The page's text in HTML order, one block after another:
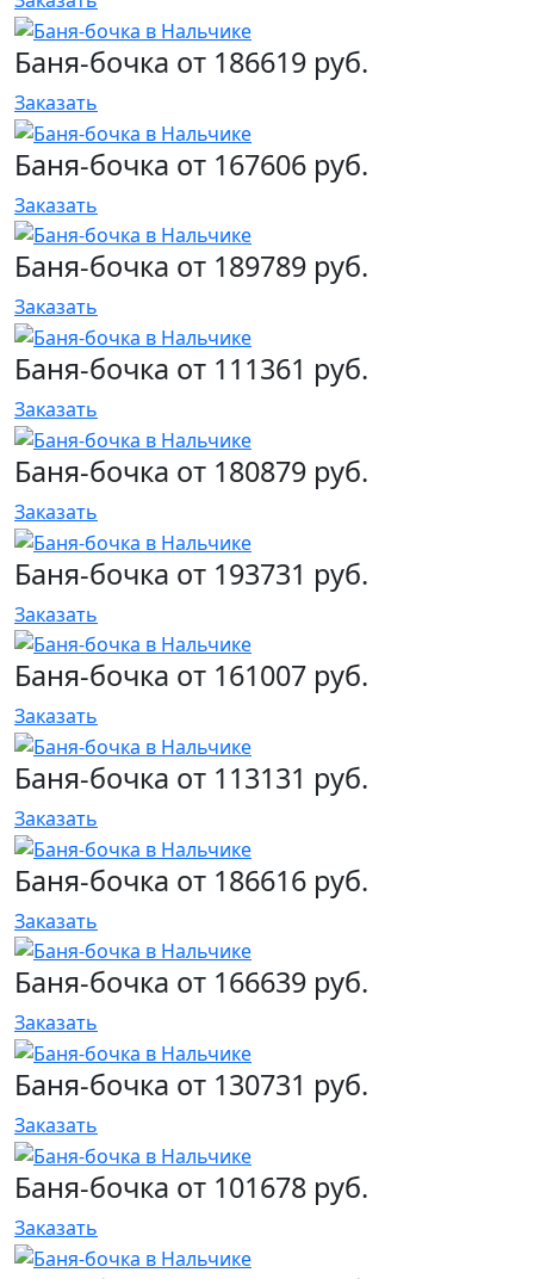
Баня-бочка от 186619 руб.
Заказать
Баня-бочка от 167606 руб.
Заказать
Баня-бочка от 189789 руб.
Заказать
Баня-бочка от 111361 руб.
Заказать
Баня-бочка от 180879 руб.
Заказать
Баня-бочка от 193731 руб.
Заказать
Баня-бочка от 161007 руб.
Заказать
Баня-бочка от 113131 руб.
Заказать
Баня-бочка от 186616 руб.
Заказать
Баня-бочка от 166639 руб.
Заказать
Баня-бочка от 130731 руб.
Заказать
Баня-бочка от 101678 руб.
Заказать